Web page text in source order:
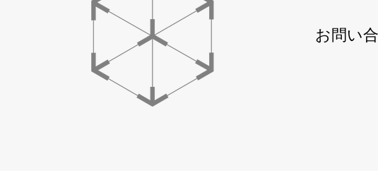
お問い